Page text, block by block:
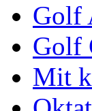
Golf
Golf
Mit